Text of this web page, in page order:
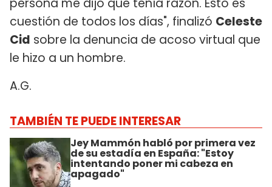
persona me dijo que tenía razón. Esto es
cuestión de todos los días", finalizó Celeste
Cid sobre la denuncia de acoso virtual que
le hizo a un hombre.
A.G.
TAMBIÉN TE PUEDE INTERESAR
Jey Mammón habló por primera vez
de su estadía en España: "Estoy
intentando poner mi cabeza en
apagado"